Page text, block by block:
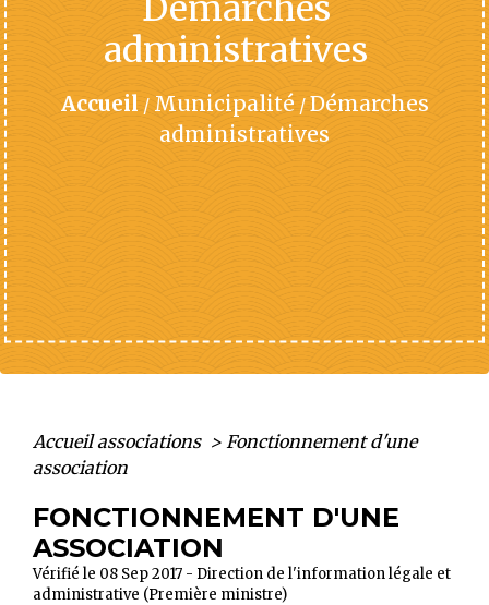
Démarches
administratives
Accueil / Municipalité / Démarches
administratives
Accueil associations > Fonctionnement d'une
association
FONCTIONNEMENT D'UNE
ASSOCIATION
Vérifié le 08 Sep 2017 - Direction de l'information légale et
administrative (Première ministre)